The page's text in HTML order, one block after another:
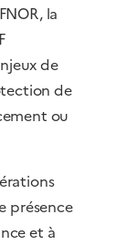
la
de
de
ou
présence
et à